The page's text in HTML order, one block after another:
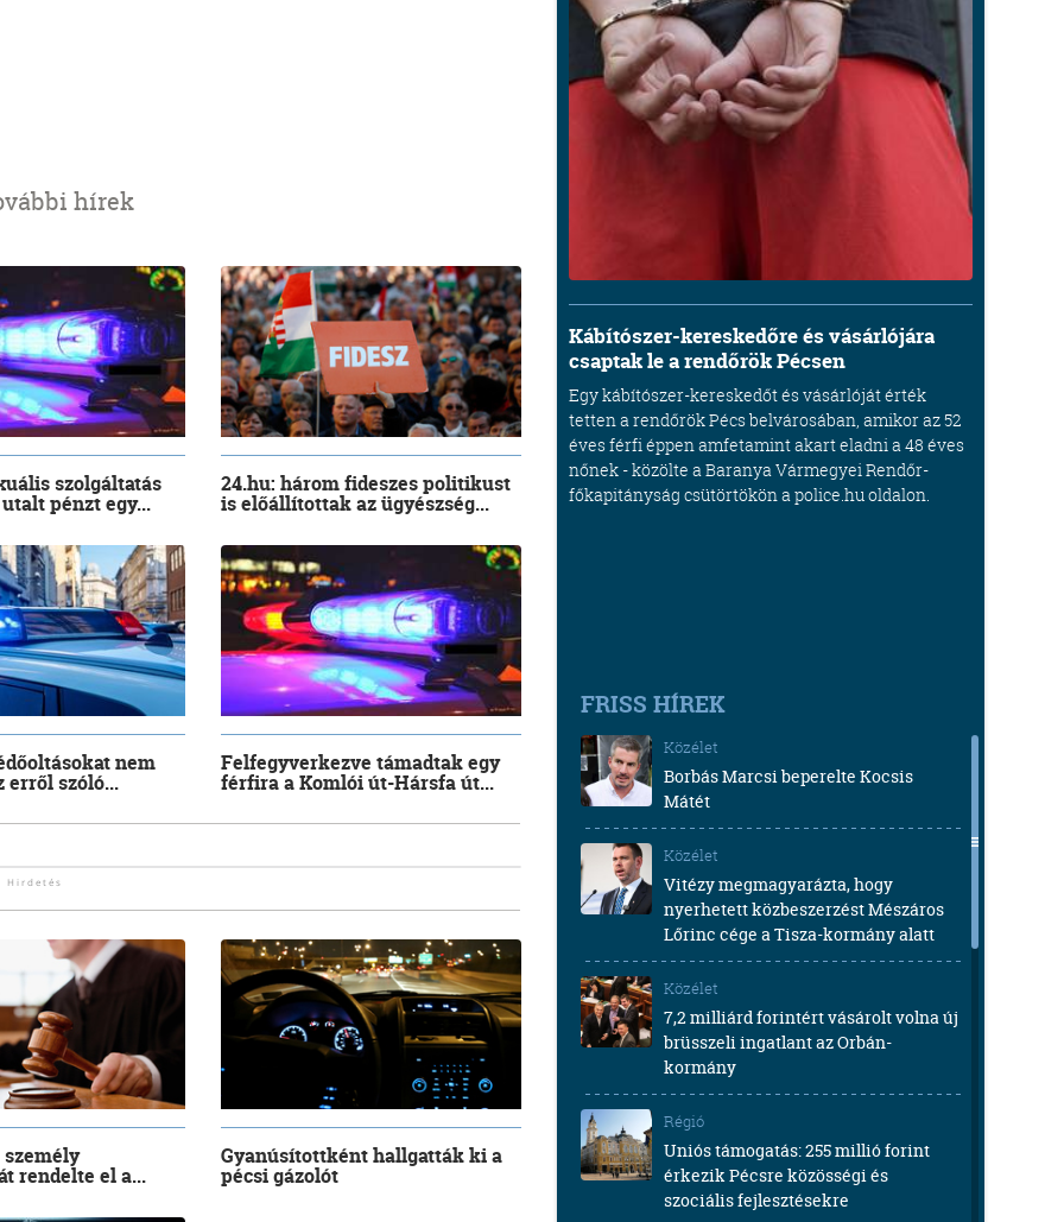
hírek
szolgáltatás
pénzt egy...
24.hu: három fideszes politikust
is előállítottak az ügyészség...
nem
erről szóló...
Felfegyverkezve támadtak egy
férfira a Komlói út-Hársfa út...
rendelte el a...
Gyanúsítottként hallgatták ki a
pécsi gázolót
Kábítószer-kereskedőre és vásárlójára
csaptak le a rendőrök Pécsen
Egy kábítószer-kereskedőt és vásárlóját érték
tetten a rendőrök Pécs belvárosában, amikor az 52
éves férfi éppen amfetamint akart eladni a 48 éves
nőnek - közölte a Baranya Vármegyei Rendőr-
főkapitányság csütörtökön a police.hu oldalon.
FRISS HÍREK
Közélet
Borbás Marcsi beperelte Kocsis
Mátét
Közélet
Vitézy megmagyarázta, hogy
nyerhetett közbeszerzést Mészáros
Lőrinc cége a Tisza-kormány alatt
Közélet
7,2 milliárd forintért vásárolt volna új
brüsszeli ingatlant az Orbán-
kormány
Régió
Uniós támogatás: 255 millió forint
érkezik Pécsre közösségi és
szociális fejlesztésekre